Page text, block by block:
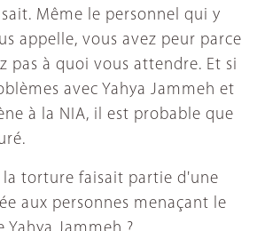
Même le personnel qui y
appelle, vous avez peur parce
pas à quoi vous attendre. Et si
avec Yahya Jammeh et
à la NIA, il est probable que
torture faisait partie d'une
aux personnes menaçant le